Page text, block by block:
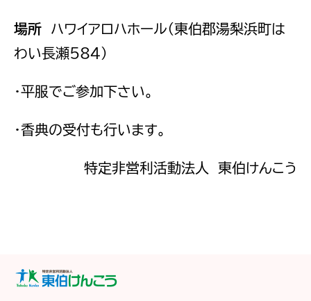
場所 ハワイアロハホール（東伯郡湯梨浜町は
わい長瀬584）
・平服でご参加下さい。
・香典の受付も行います。
特定非営利活動法人 東伯けんこう